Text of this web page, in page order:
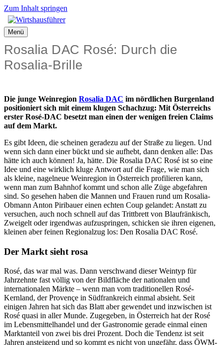
Zum Inhalt springen
Menü
Rosalia DAC Rosé: Durch die
Rosalia-Brille
Die junge Weinregion Rosalia DAC im nördlichen Burgenland
positioniert sich mit einem klugen Schachzug: Mit Österreichs
erster Rosé-DAC besetzt man einen der wenigen freien Claims
auf dem Markt.
Es gibt Ideen, die scheinen geradezu auf der Straße zu liegen. Und
wenn sich dann einer bückt und sie aufhebt, dann denken alle: Das
hätte ich auch können! Ja, hätte. Die Rosalia DAC Rosé ist so eine
Idee und eine wirklich kluge Antwort auf die Frage, wie man sich
als kleine, nagelneue Weinregion in Österreich profilieren kann,
wenn man zum Bahnhof kommt und schon alle Züge abgefahren
sind. So gesehen haben die Mannen und Frauen rund um Rosalia-
Obmann Anton Piribauer einen echten Coup gelandet: Anstatt zu
versuchen, auch noch schnell auf das Trittbrett von Blaufränkisch,
Zweigelt oder irgendwas aufzuspringen, schicken sie ihren eigenen,
kleinen aber feinen Regionalzug los: Den Rosalia DAC Rosé.
Der Markt sieht rosa
Rosé, das war mal was. Dann verschwand dieser Weintyp für
Jahrzehnte fast völlig von der Bildfläche der nationalen und
internationalen Märkte – wenn man vom traditionellen Rosé-
Kernland, der Provençe in Südfrankreich einmal absieht. Seit
einigen Jahren hat sich das Blatt aber gewendet und inzwischen ist
Rosé quasi in aller Munde. Zugegeben, in Österreich hat der Rosé
im Lebensmittelhandel und der Gastronomie gerade einmal einen
Marktanteil von zwei bis drei Prozent. Doch die Tendenz ist seit
Jahren ansteigend und so kommt es nicht von ungefähr, dass ÖWM-